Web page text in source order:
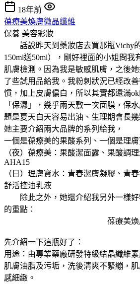
18年前
葆療美煥膚微晶纖維
保養 美容彩妝
話說昨天到藥妝店去買那瓶Vichy
150ml送50ml），剛好裡面的小姐問我
肌膚檢測。因為我是敏感肌膚，之後
了些試用品給我。我粉刺狀況已經改
慣，加上皮膚偏白，所以其實都還滿
「保濕」，幾乎兩天敷一次面膜，保
題是夏天白天容易出油、生理期會長幾
她主要介紹兩大品牌的系列給我，
一個是葆療美的果酸系列、一個是理
（夜）葆療美：果酸潔面露、果酸調
AHA15
（日）理膚寶水：青春潔膚凝膠、青
舒活控油乳液
除此之外，她還介紹我另外一樣好
的重點：
葆療美煥膚微
先介紹一下這瓶好了：
用途：由專業藥廠研發特級結晶纖維
肌膚油脂及污垢，洗後清爽不緊繃，
感細緻。